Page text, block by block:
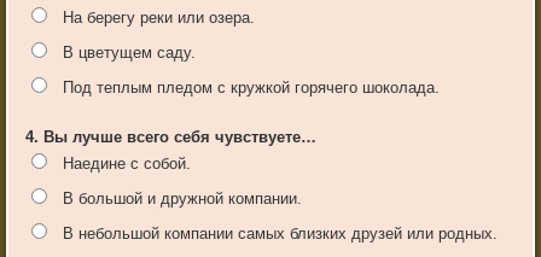
На берегу реки или озера.
В цветущем саду.
Под теплым пледом с кружкой горячего шоколада.
4. Вы лучше всего себя чувствуете…
Наедине с собой.
В большой и дружной компании.
В небольшой компании самых близких друзей или родных.